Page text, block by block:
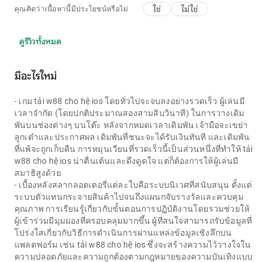
คุณคิดว่าเนื้อหานี้มีประโยชน์หรือไม่ ใช่ ไม่ใช่
ดูรีวิวทั้งหมด
มีอะไรใหม่
- เกมtải w88 cho hệ iosโดยทั่วไปจะจบลงอย่างรวดเร็ว ผู้เล่นมี
เวลาจำกัด (โดยปกติประมาณสองสามสิบวินาที) ในการวางเดิม
พันบนช่องต่างๆ บนโต๊ะ หลังจากหมดเวลาเดิมพัน เจ้ามือจะเขย่า
ลูกเต๋าและประกาศผล เดิมพันที่ชนะจะได้รับเงินทันที และเดิมพัน
ที่แพ้จะถูกเก็บคืน การหมุนเวียนที่รวดเร็วนี้เป็นส่วนหนึ่งที่ทำให้ tải
w88 cho hệ ios น่าตื่นเต้นและดึงดูดใจ แต่ก็ต้องการให้ผู้เล่นมี
สมาธิสูงด้วย
- เบื้องหลังสลากลอตเตอรี่แต่ละใบคือระบบนิเวศที่สนับสนุน ตั้งแต่
ระบบตัวแทนกระจายสินค้าไปจนถึงแผนกจับรางวัลและควบคุม
คุณภาพ การเรียนรู้เกี่ยวกับขั้นตอนการปฏิบัติงานโดยรวมช่วยให้
ผู้เข้าร่วมมีมุมมองที่ครอบคลุมมากขึ้น ผู้ที่สนใจสามารถรับข้อมูลที่
โปร่งใสเกี่ยวกับวิธีการดำเนินการผ่านแหล่งข้อมูลเชิงลึกบน
แพลตฟอร์ม เช่น tải w88 cho hệ iosซึ่งจะสร้างความไว้วางใจใน
ความปลอดภัยและความถูกต้องตามกฎหมายของความบันเทิงแบบ